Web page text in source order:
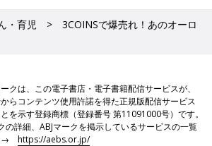
・育児
3COINSで爆売れ！あのオーロ
クは、この電子書店・電子書籍配信サービスが、
らコンテンツ使用許諾を得た正規版配信サービス
を示す登録商標（登録番号 第11091000号）です。
の詳細、ABJマークを掲示しているサービスの一覧
→https://aebs.or.jp/